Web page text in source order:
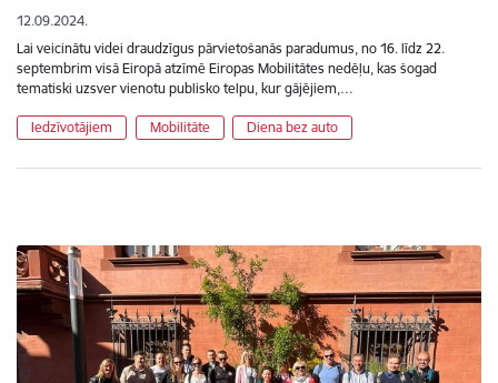
12.09.2024.
Lai veicinātu videi draudzīgus pārvietošanās paradumus, no 16. līdz 22.
septembrim visā Eiropā atzīmē Eiropas Mobilitātes nedēļu, kas šogad
tematiski uzsver vienotu publisko telpu, kur gājējiem,…
Iedzīvotājiem Mobilitāte Diena bez auto